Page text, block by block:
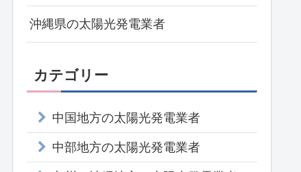
沖縄県の太陽光発電業者
カテゴリー
中国地方の太陽光発電業者
中部地方の太陽光発電業者